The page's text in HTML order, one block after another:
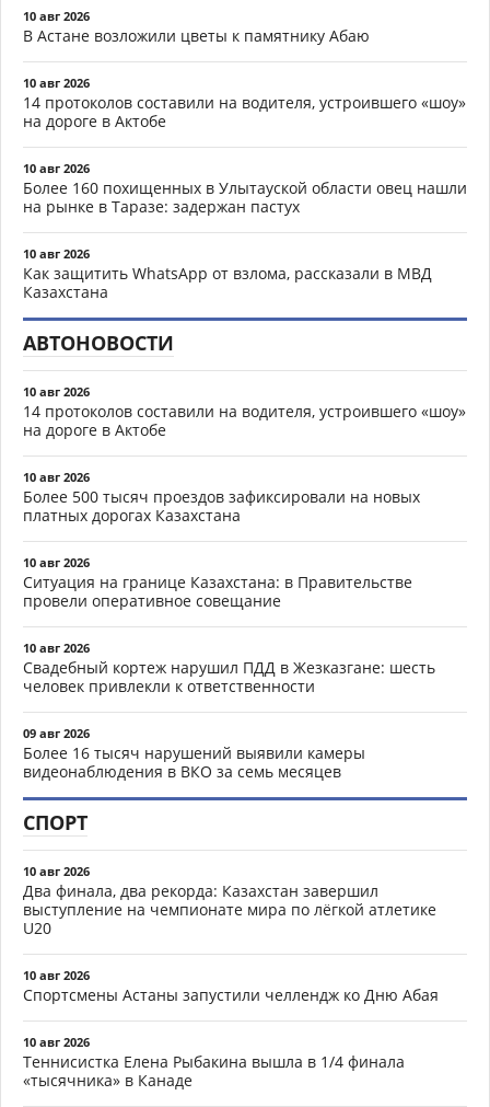
10 авг 2026
В Астане возложили цветы к памятнику Абаю
10 авг 2026
14 протоколов составили на водителя, устроившего «шоу»
на дороге в Актобе
10 авг 2026
Более 160 похищенных в Улытауской области овец нашли
на рынке в Таразе: задержан пастух
10 авг 2026
Как защитить WhatsApp от взлома, рассказали в МВД
Казахстана
АВТОНОВОСТИ
10 авг 2026
14 протоколов составили на водителя, устроившего «шоу»
на дороге в Актобе
10 авг 2026
Более 500 тысяч проездов зафиксировали на новых
платных дорогах Казахстана
10 авг 2026
Ситуация на границе Казахстана: в Правительстве
провели оперативное совещание
10 авг 2026
Свадебный кортеж нарушил ПДД в Жезказгане: шесть
человек привлекли к ответственности
09 авг 2026
Более 16 тысяч нарушений выявили камеры
видеонаблюдения в ВКО за семь месяцев
СПОРТ
10 авг 2026
Два финала, два рекорда: Казахстан завершил
выступление на чемпионате мира по лёгкой атлетике
U20
10 авг 2026
Спортсмены Астаны запустили челлендж ко Дню Абая
10 авг 2026
Теннисистка Елена Рыбакина вышла в 1/4 финала
«тысячника» в Канаде